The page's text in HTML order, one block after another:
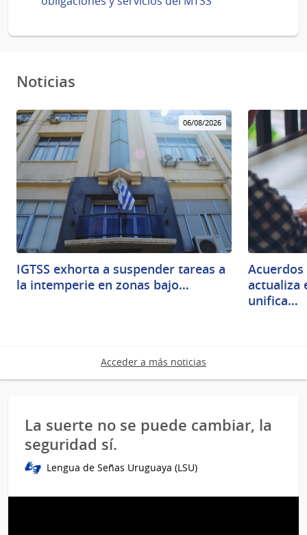
Noticias
06/08/2026
IGTSS exhorta a suspender tareas a
la intemperie en zonas bajo…
actualiza
unifica…
Acceder a más noticias
La suerte no se puede cambiar, la
seguridad sí.
Lengua de Señas Uruguaya (LSU)